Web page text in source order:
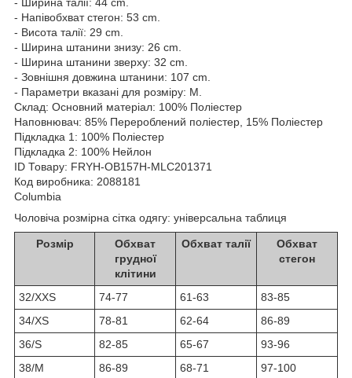
- Ширина талії: 44 cm.
- Напівобхват стегон: 53 cm.
- Висота талії: 29 cm.
- Ширина штанини знизу: 26 cm.
- Ширина штанини зверху: 32 cm.
- Зовнішня довжина штанини: 107 cm.
- Параметри вказані для розміру: M.
Склад: Основний матеріал: 100% Поліестер
Наповнювач: 85% Перероблений поліестер, 15% Поліестер
Підкладка 1: 100% Поліестер
Підкладка 2: 100% Нейлон
ID Товару: FRYH-OB157H-MLC201371
Код виробника: 2088181
Columbia
Чоловіча розмірна сітка одягу: універсальна таблиця
Розмір
Обхват
грудної
клітини
Обхват талії
Обхват
стегон
32/XXS 74-77 61-63
83-85
34/XS
78-81 62-64
86-89
36/S
82-85 65-67
93-96
38/M
86-89 68-71
97-100